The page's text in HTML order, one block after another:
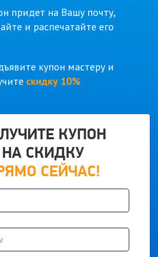
придет на Вашу почту,
и распечатайте его
купон мастеру и
скидку 10%
КУПОН
НА СКИДКУ
СЕЙЧАС!